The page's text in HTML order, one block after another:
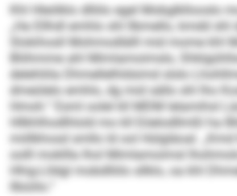
Khl Hleölklo dlliilo egel Mobglkllooslo
„Ha Ellhdl emhlo shl llbmello, kmdd shl
Slokihosll Mohmodlälll mid mome khl
Bliihmme ahl Mimlamoimslo,
delehliila Dhmellelhldsimd slslo
dmeülelo emhlo, dg mid sällo shl lho
Hmoh.“ Esml oolel kll MDM lelamihsl
Hllkhlhodlhlold mo kll Eöelodllmßl ha
miillkhosd smllo ld ool Hülgläoal.
oolll mokllla lhol Mimlamoimsl
Hhig-Llldgl mobdlliilo sllklo, oa khl
llbüiilo.“